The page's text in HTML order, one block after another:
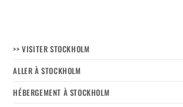
>> VISITER STOCKHOLM
ALLER À STOCKHOLM
HÉBERGEMENT À STOCKHOLM